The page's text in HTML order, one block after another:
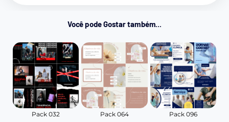
Você pode Gostar também...
Pack 032 Pack 064 Pack 096